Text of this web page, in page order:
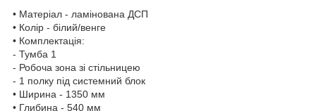
• Матеріал - ламінована ДСП
• Колір - білий/венге
• Комплектація:
- Тумба 1
- Робоча зона зі стільницею
- 1 полку під системний блок
• Ширина - 1350 мм
• Глибина - 540 мм